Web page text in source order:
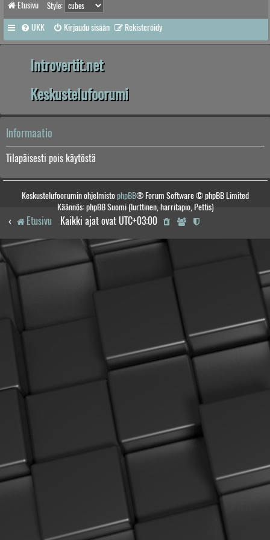
Etusivu Style:
UKK Kirjaudu sisään Rekisteröidy
Introvertit.net
Keskustelufoorumi
Informaatio
Tilapäisesti pois käytöstä
Keskustelufoorumin ohjelmistophpBB® Forum Software © phpBB Limited
Käännös: phpBB Suomi (lurttinen, harritapio, Pettis)
Etusivu Kaikki ajat ovat UTC+03:00